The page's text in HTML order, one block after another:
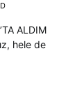
ALDIM
hele de